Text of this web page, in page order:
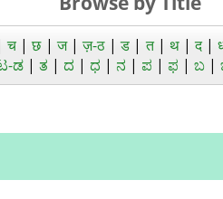
च |छ|ज|ज़-ठ|ड |त| थ|द|
ಡ| ತ | ದ | ಧ | ನ | ಪ | ಫ | ಬ|